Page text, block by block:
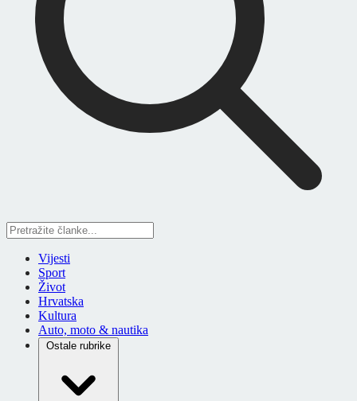
Vijesti
Sport
Život
Hrvatska
Kultura
Auto, moto & nautika
Ostale rubrike